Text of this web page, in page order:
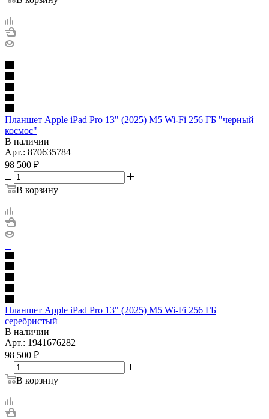
Планшет Apple iPad Pro 13" (2025) M5 Wi-Fi 256 ГБ "черный
космос"
В наличии
Арт.: 870635784
98 500 ₽
В корзину
Планшет Apple iPad Pro 13" (2025) M5 Wi-Fi 256 ГБ
серебристый
В наличии
Арт.: 1941676282
98 500 ₽
В корзину